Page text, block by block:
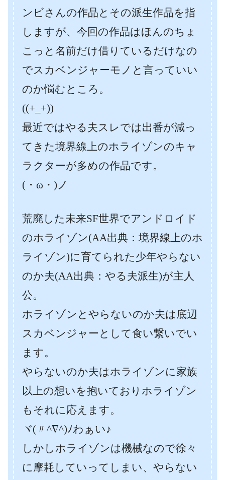
ンビさんの作品とその派生作品を指
しますが、今回の作品はほんのちょ
こっと名前だけ借りているだけなの
でスカベンジャーモノと言っていい
のか悩むところ。
((+_+))
最近ではやる夫スレでは出番が減っ
てきた境界線上のホライゾンのキャ
ラクターが多めの作品です。
(・ω・)ノ
荒廃した未来SF世界でアンドロイド
のホライゾン(AA出典：境界線上のホ
ライゾン)に育てられた少年やらない
のか夫(AA出典：やる夫派生)が主人
公。
ホライゾンとやらないのか夫は底辺
スカベンジャーとして食い繋いでい
ます。
やらないのか夫はホライゾンに家族
以上の想いを抱いておりホライゾン
もそれに応えます。
ヾ(〃^∇^)ﾉわぁい♪
しかしホライゾンは機械なので徐々
に摩耗していってしまい、やらない